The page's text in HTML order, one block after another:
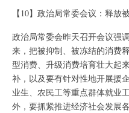
【10】政治局常委会议：释放
政治局常委会昨天召开会议强
来，把被抑制、被冻结的消费
型消费、升级消费培育壮大起
补，以及要有针对性地开展援
业生、农民工等重点群体就业
外，要抓紧推进经济社会发展